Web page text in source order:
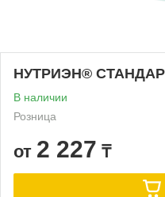
НУТРИЭН®
В наличии
Розница
от 2 227 ₸